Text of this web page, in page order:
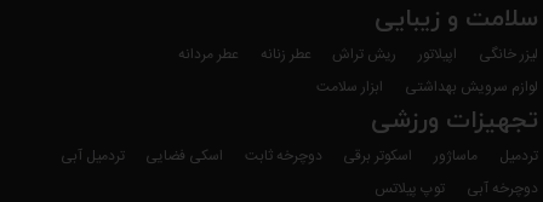
سلامت و زیبایی
لیزر خانگی اپیلاتور ریش تراش عطر زنانه
عطر مردانه
لوازم سرویش بهداشتی
ابزار سلامت
تجهیزات ورزشی
تردمیل ماساژور اسکوتر برقی دوچرخه ثابت اسکی فضایی
تردمیل آبی
دوچرخه آبی
توپ پیلاتس